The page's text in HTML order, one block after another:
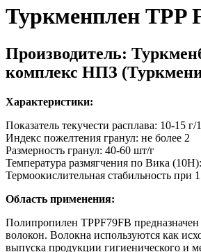
Туркменплен TPP
Производитель:
комплекс НПЗ
Характеристики:
Показатель текучести расплава: 10-15
Индекс пожелтения гранул: не более 2
Размерность гранул: 40-60 шт/г
Температура размягчения по Вика
Термоокислительная стабильность при
Область применения:
Полипропилен TPPF79FB предназначен
волокон. Волокна используются как
выпуска продукции гигиенического и